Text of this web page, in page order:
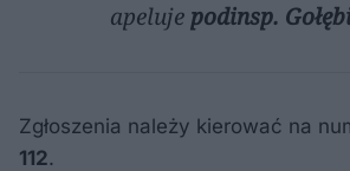
apeluje podinsp.
Zgłoszenia należy kierować na
112.